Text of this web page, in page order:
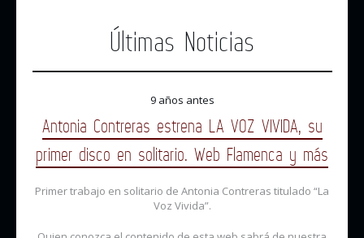
Últimas Noticias
9 años antes
Antonia Contreras estrena LA VOZ VIVIDA, su
primer disco en solitario. Web Flamenca y más
Primer trabajo en solitario de Antonia Contreras titulado “La
Voz Vivida”.